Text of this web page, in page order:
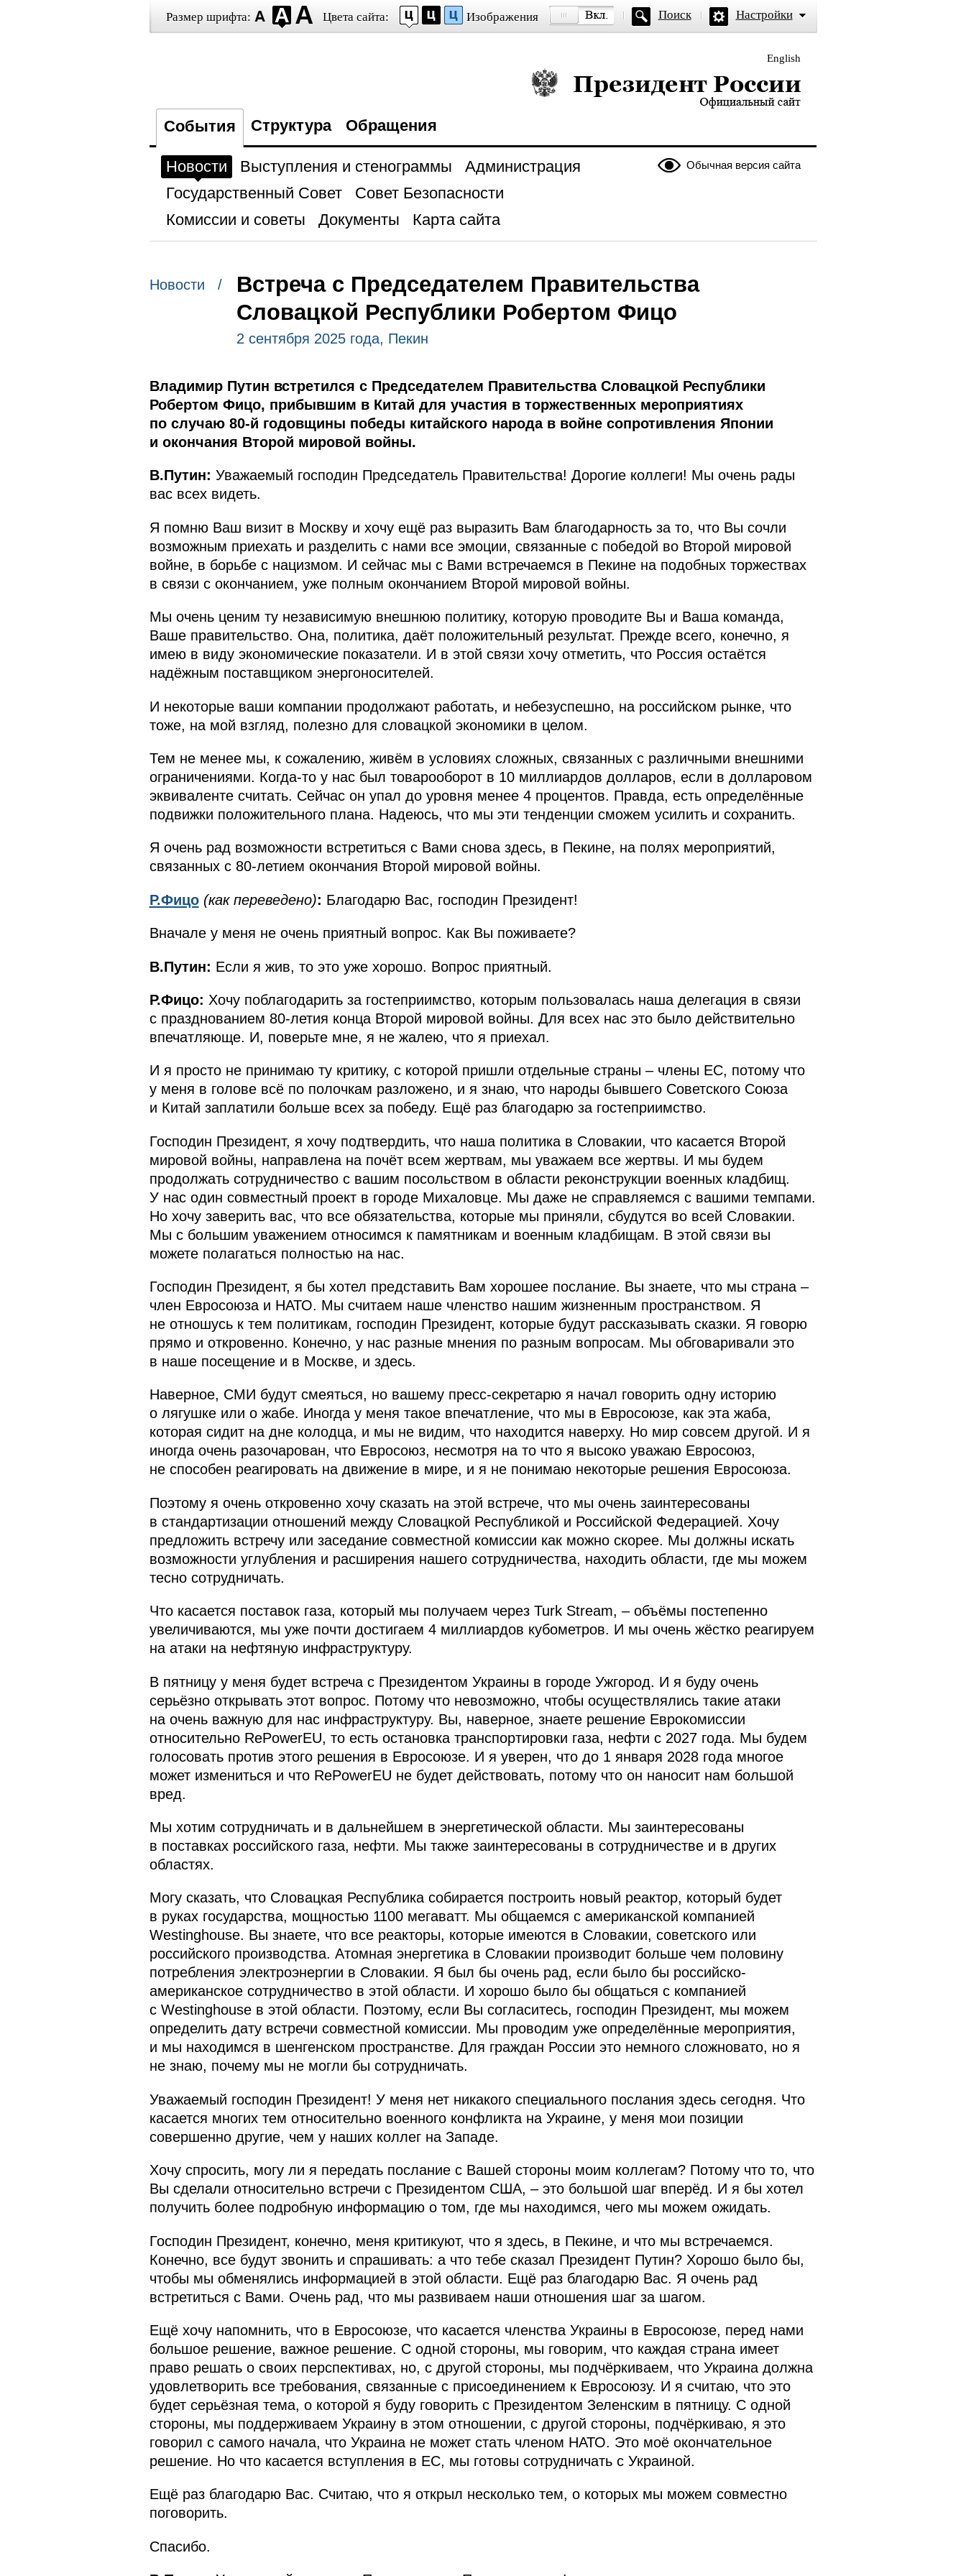
Размер шрифта: Цвета сайта: Изображения Поиск Настройки
English
Президент России — официальный сайт
События Структура Обращения
Обычная версия сайта
Новости Выступления и стенограммы
Администрация
Государственный Совет
Совет Безопасности
Комиссии и советы
Документы Карта сайта
Новости /
Встреча с Председателем Правительства
Словацкой Республики Робертом Фицо
2 сентября 2025 года, Пекин
Владимир Путин встретился с Председателем Правительства Словацкой Республики
Робертом Фицо, прибывшим в Китай для участия в торжественных мероприятиях
по случаю 80-й годовщины победы китайского народа в войне сопротивления Японии
и окончания Второй мировой войны.
В.Путин: Уважаемый господин Председатель Правительства! Дорогие коллеги! Мы очень рады
вас всех видеть.
Я помню Ваш визит в Москву и хочу ещё раз выразить Вам благодарность за то, что Вы сочли
возможным приехать и разделить с нами все эмоции, связанные с победой во Второй мировой
войне, в борьбе с нацизмом. И сейчас мы с Вами встречаемся в Пекине на подобных торжествах
в связи с окончанием, уже полным окончанием Второй мировой войны.
Мы очень ценим ту независимую внешнюю политику, которую проводите Вы и Ваша команда,
Ваше правительство. Она, политика, даёт положительный результат. Прежде всего, конечно, я
имею в виду экономические показатели. И в этой связи хочу отметить, что Россия остаётся
надёжным поставщиком энергоносителей.
И некоторые ваши компании продолжают работать, и небезуспешно, на российском рынке, что
тоже, на мой взгляд, полезно для словацкой экономики в целом.
Тем не менее мы, к сожалению, живём в условиях сложных, связанных с различными внешними
ограничениями. Когда-то у нас был товарооборот в 10 миллиардов долларов, если в долларовом
эквиваленте считать. Сейчас он упал до уровня менее 4 процентов. Правда, есть определённые
подвижки положительного плана. Надеюсь, что мы эти тенденции сможем усилить и сохранить.
Я очень рад возможности встретиться с Вами снова здесь, в Пекине, на полях мероприятий,
связанных с 80-летием окончания Второй мировой войны.
Р.Фицо (как переведено): Благодарю Вас, господин Президент!
Вначале у меня не очень приятный вопрос. Как Вы поживаете?
В.Путин: Если я жив, то это уже хорошо. Вопрос приятный.
Р.Фицо: Хочу поблагодарить за гостеприимство, которым пользовалась наша делегация в связи
с празднованием 80-летия конца Второй мировой войны. Для всех нас это было действительно
впечатляюще. И, поверьте мне, я не жалею, что я приехал.
И я просто не принимаю ту критику, с которой пришли отдельные страны – члены ЕС, потому что
у меня в голове всё по полочкам разложено, и я знаю, что народы бывшего Советского Союза
и Китай заплатили больше всех за победу. Ещё раз благодарю за гостеприимство.
Господин Президент, я хочу подтвердить, что наша политика в Словакии, что касается Второй
мировой войны, направлена на почёт всем жертвам, мы уважаем все жертвы. И мы будем
продолжать сотрудничество с вашим посольством в области реконструкции военных кладбищ.
У нас один совместный проект в городе Михаловце. Мы даже не справляемся с вашими темпами.
Но хочу заверить вас, что все обязательства, которые мы приняли, сбудутся во всей Словакии.
Мы с большим уважением относимся к памятникам и военным кладбищам. В этой связи вы
можете полагаться полностью на нас.
Господин Президент, я бы хотел представить Вам хорошее послание. Вы знаете, что мы страна –
член Евросоюза и НАТО. Мы считаем наше членство нашим жизненным пространством. Я
не отношусь к тем политикам, господин Президент, которые будут рассказывать сказки. Я говорю
прямо и откровенно. Конечно, у нас разные мнения по разным вопросам. Мы обговаривали это
в наше посещение и в Москве, и здесь.
Наверное, СМИ будут смеяться, но вашему пресс-секретарю я начал говорить одну историю
о лягушке или о жабе. Иногда у меня такое впечатление, что мы в Евросоюзе, как эта жаба,
которая сидит на дне колодца, и мы не видим, что находится наверху. Но мир совсем другой. И я
иногда очень разочарован, что Евросоюз, несмотря на то что я высоко уважаю Евросоюз,
не способен реагировать на движение в мире, и я не понимаю некоторые решения Евросоюза.
Поэтому я очень откровенно хочу сказать на этой встрече, что мы очень заинтересованы
в стандартизации отношений между Словацкой Республикой и Российской Федерацией. Хочу
предложить встречу или заседание совместной комиссии как можно скорее. Мы должны искать
возможности углубления и расширения нашего сотрудничества, находить области, где мы можем
тесно сотрудничать.
Что касается поставок газа, который мы получаем через Turk Stream, – объёмы постепенно
увеличиваются, мы уже почти достигаем 4 миллиардов кубометров. И мы очень жёстко реагируем
на атаки на нефтяную инфраструктуру.
В пятницу у меня будет встреча с Президентом Украины в городе Ужгород. И я буду очень
серьёзно открывать этот вопрос. Потому что невозможно, чтобы осуществлялись такие атаки
на очень важную для нас инфраструктуру. Вы, наверное, знаете решение Еврокомиссии
относительно RePowerEU, то есть остановка транспортировки газа, нефти с 2027 года. Мы будем
голосовать против этого решения в Евросоюзе. И я уверен, что до 1 января 2028 года многое
может измениться и что RePowerEU не будет действовать, потому что он наносит нам большой
вред.
Мы хотим сотрудничать и в дальнейшем в энергетической области. Мы заинтересованы
в поставках российского газа, нефти. Мы также заинтересованы в сотрудничестве и в других
областях.
Могу сказать, что Словацкая Республика собирается построить новый реактор, который будет
в руках государства, мощностью 1100 мегаватт. Мы общаемся с американской компанией
Westinghouse. Вы знаете, что все реакторы, которые имеются в Словакии, советского или
российского производства. Атомная энергетика в Словакии производит больше чем половину
потребления электроэнергии в Словакии. Я был бы очень рад, если было бы российско-
американское сотрудничество в этой области. И хорошо было бы общаться с компанией
с Westinghouse в этой области. Поэтому, если Вы согласитесь, господин Президент, мы можем
определить дату встречи совместной комиссии. Мы проводим уже определённые мероприятия,
и мы находимся в шенгенском пространстве. Для граждан России это немного сложновато, но я
не знаю, почему мы не могли бы сотрудничать.
Уважаемый господин Президент! У меня нет никакого специального послания здесь сегодня. Что
касается многих тем относительно военного конфликта на Украине, у меня мои позиции
совершенно другие, чем у наших коллег на Западе.
Хочу спросить, могу ли я передать послание с Вашей стороны моим коллегам? Потому что то, что
Вы сделали относительно встречи с Президентом США, – это большой шаг вперёд. И я бы хотел
получить более подробную информацию о том, где мы находимся, чего мы можем ожидать.
Господин Президент, конечно, меня критикуют, что я здесь, в Пекине, и что мы встречаемся.
Конечно, все будут звонить и спрашивать: а что тебе сказал Президент Путин? Хорошо было бы,
чтобы мы обменялись информацией в этой области. Ещё раз благодарю Вас. Я очень рад
встретиться с Вами. Очень рад, что мы развиваем наши отношения шаг за шагом.
Ещё хочу напомнить, что в Евросоюзе, что касается членства Украины в Евросоюзе, перед нами
большое решение, важное решение. С одной стороны, мы говорим, что каждая страна имеет
право решать о своих перспективах, но, с другой стороны, мы подчёркиваем, что Украина должна
удовлетворить все требования, связанные с присоединением к Евросоюзу. И я считаю, что это
будет серьёзная тема, о которой я буду говорить с Президентом Зеленским в пятницу. С одной
стороны, мы поддерживаем Украину в этом отношении, с другой стороны, подчёркиваю, я это
говорил с самого начала, что Украина не может стать членом НАТО. Это моё окончательное
решение. Но что касается вступления в ЕС, мы готовы сотрудничать с Украиной.
Ещё раз благодарю Вас. Считаю, что я открыл несколько тем, о которых мы можем совместно
поговорить.
Спасибо.